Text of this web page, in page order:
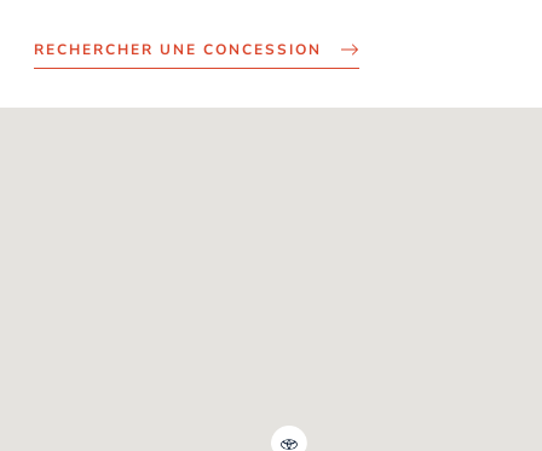
RECHERCHER UNE CONCESSION